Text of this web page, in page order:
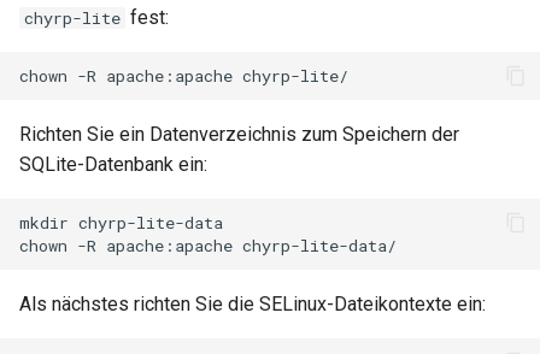
chyrp-lite fest:
chown -R apache:apache
Richten Sie ein Datenverzeichnis zum Speichern der
SQLite-Datenbank ein:
mkdir chyrp-lite-data
chown -R apache:apache
Als nächstes richten Sie die SELinux-Dateikontexte ein: